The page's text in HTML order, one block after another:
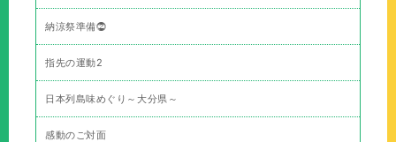
納涼祭準備⓶
指先の運動2
日本列島味めぐり～大分県～
感動のご対面